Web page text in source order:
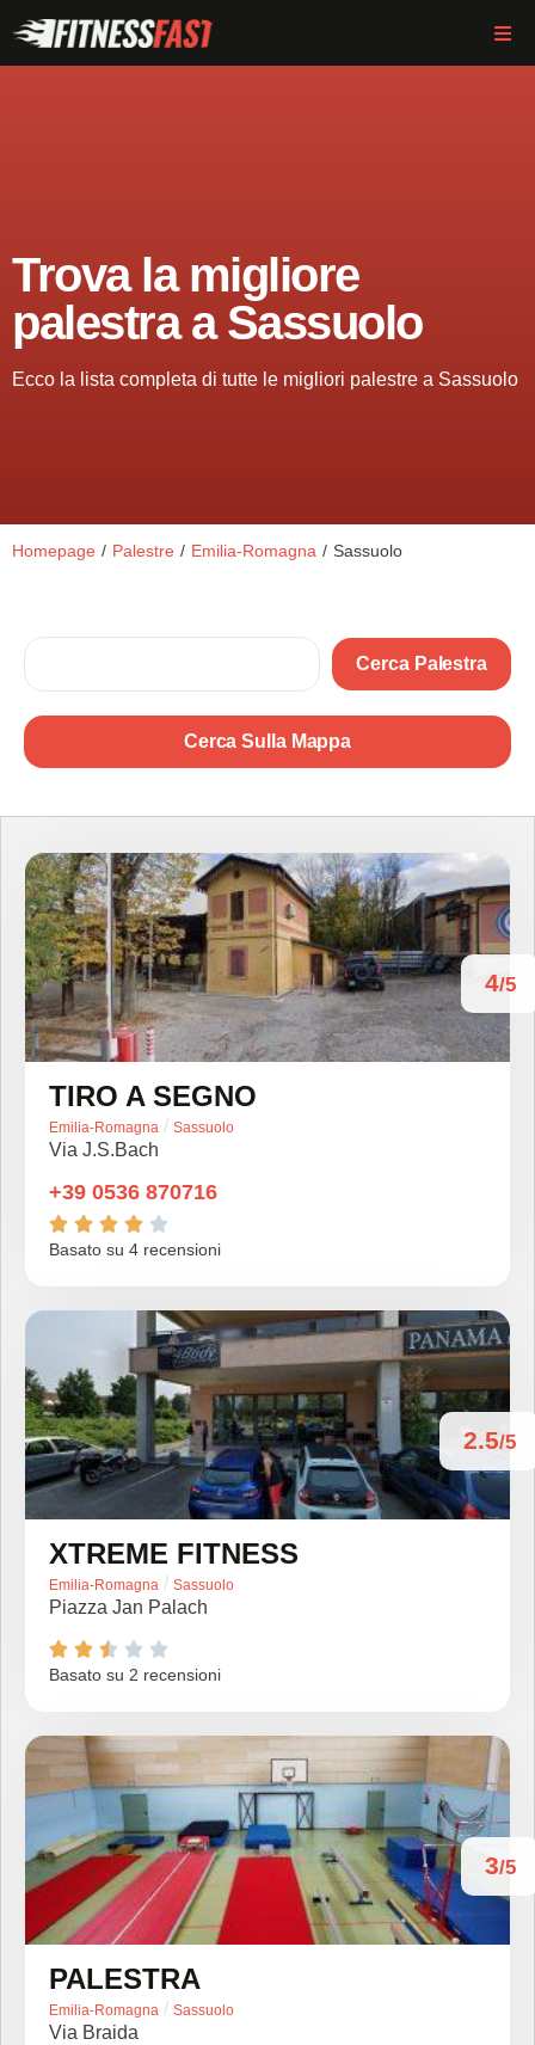
Trova la migliore
palestra a Sassuolo
Ecco la lista completa di tutte le migliori palestre a Sassuolo
Homepage / Palestre / Emilia-Romagna / Sassuolo
Cerca Palestra
Cerca Sulla Mappa
4/5
TIRO A SEGNO
Emilia-Romagna / Sassuolo
Via J.S.Bach
+39 0536 870716
    
Basato su 4 recensioni
2.5/5
XTREME FITNESS
Emilia-Romagna / Sassuolo
Piazza Jan Palach
    
Basato su 2 recensioni
3/5
PALESTRA
Emilia-Romagna / Sassuolo
Via Braida